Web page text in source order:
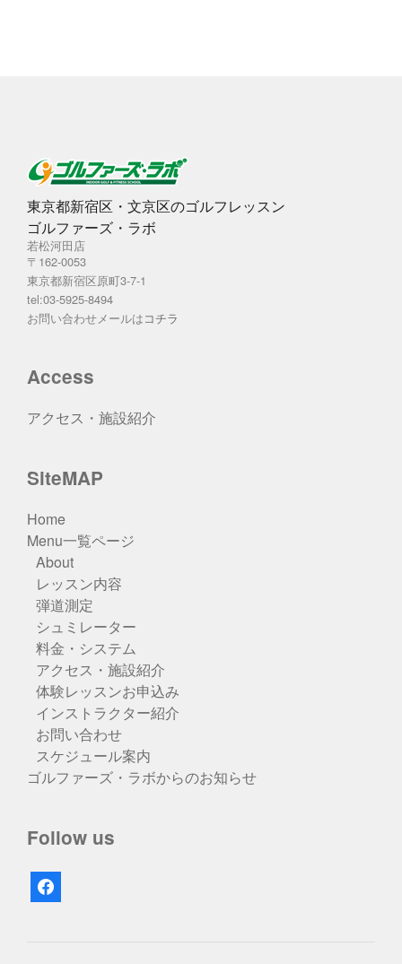
東京都新宿区・文京区のゴルフレッスン
ゴルファーズ・ラボ
若松河田店
〒162-0053
東京都新宿区原町3-7-1
tel:03-5925-8494
お問い合わせメールはコチラ
Access
アクセス・施設紹介
SiteMAP
Home
Menu一覧ページ
About
レッスン内容
弾道測定
シュミレーター
料金・システム
アクセス・施設紹介
体験レッスンお申込み
インストラクター紹介
お問い合わせ
スケジュール案内
ゴルファーズ・ラボからのお知らせ
Follow us
facebook